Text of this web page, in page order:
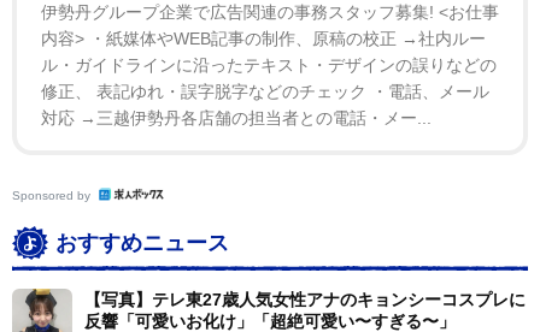
伊勢丹グループ企業で広告関連の事務スタッフ募集! <お仕事
内容> ・紙媒体やWEB記事の制作、原稿の校正 →社内ルー
ル・ガイドラインに沿ったテキスト・デザインの誤りなどの
修正、 表記ゆれ・誤字脱字などのチェック ・電話、メール
対応 →三越伊勢丹各店舗の担当者との電話・メー...
Sponsored by
おすすめニュース
【写真】テレ東27歳人気女性アナのキョンシーコスプレに
反響「可愛いお化け」「超絶可愛い〜すぎる〜」